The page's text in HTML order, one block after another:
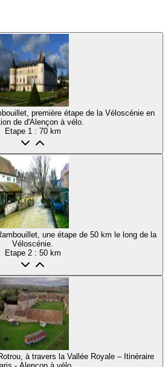
première étape de la Véloscénie en
de d'Alençon à vélo.
Etape 1 : 70 km
une étape de 50 km le long de la
Véloscénie.
Etape 2 : 50 km
à travers la Vallée Royale – Itinéraire